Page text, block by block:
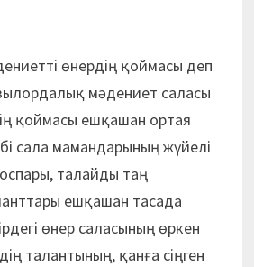
өнердің қоймасы деп
мәдениет саласы
қоймасы ешқашан ортая
сала мамандарының жүйелі
талайды таң
ешқашан тасада
өнер саласының өркен
талантының, қанға сіңген